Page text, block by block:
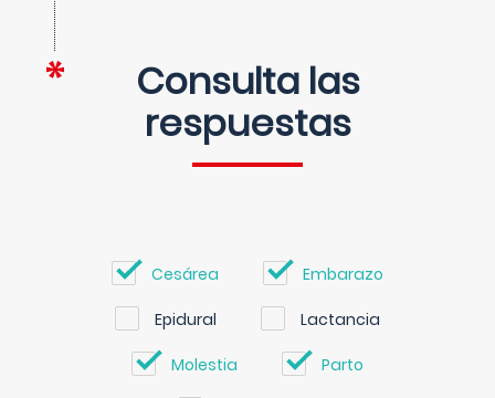
Consulta las
respuestas
Cesárea Embarazo
Epidural Lactancia
Molestia Parto